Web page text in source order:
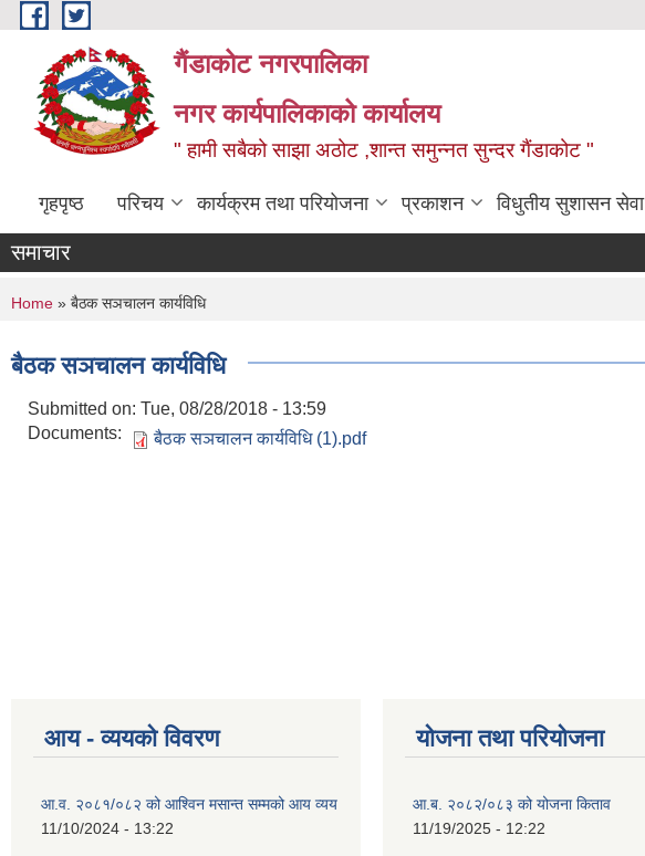
Skip to main content
गैंडाकोट नगरपालिका
नगर कार्यपालिकाको कार्यालय
" हामी सबैको साझा अठोट ,शान्त समुन्नत सुन्दर गैंडाकोट "
गृहपृष्ठ परिचय कार्यक्रम तथा परियोजना प्रकाशन विधुतीय सुशासन सेवा
समाचार
You are here
Home » बैठक सञचालन कार्यविधि
बैठक सञचालन कार्यविधि
Submitted on: Tue, 08/28/2018 - 13:59
Documents:
बैठक सञचालन कार्यविधि (1).pdf
आय - व्ययको विवरण
आ.व. २०८१/०८२ को आश्विन मसान्त सम्मको आय व्यय
11/10/2024 - 13:22
योजना तथा परियोजना
आ.ब. २०८२/०८३ को योजना किताव
11/19/2025 - 12:22